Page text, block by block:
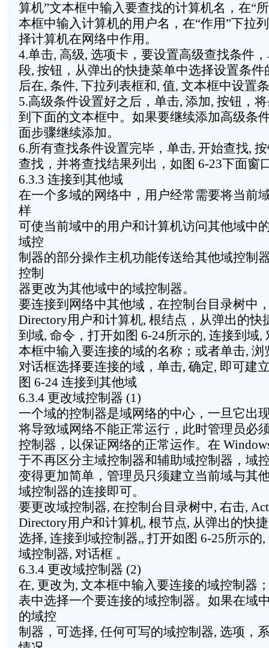
算机”文本框中输入要查找的计算机名，在“
本框中输入计算机的用户名，在“作用”下拉
择计算机在网络中作用。
4.单击, 高级, 选项卡，要设置高级查找条件
段, 按钮，从弹出的快捷菜单中选择设置条件
后在, 条件, 下拉列表框和, 值, 文本框中设置
5.高级条件设置好之后，单击, 添加, 按钮，
到下面的文本框中。如果要继续添加高级条
面步骤继续添加。
6.所有查找条件设置完毕，单击, 开始查找,
查找，并将查找结果列出，如图 6-23下面窗
6.3.3 连接到其他域
在一个多域的网络中，用户经常需要将当前
样
可使当前域中的用户和计算机访问其他域中
域控
制器的部分操作主机功能传送给其他域控制
控制
器更改为其他域中的域控制器。
要连接到网络中其他域，在控制台目录树中
Directory用户和计算机, 根结点，从弹出的快
到域, 命令，打开如图 6-24所示的, 连接到域,
本框中输入要连接的域的名称；或者单击, 浏
对话框选择要连接的域，单击, 确定, 即可建
图 6-24 连接到其他域
6.3.4 更改域控制器 (1)
一个域的控制器是域网络的中心，一旦它出
将导致域网络不能正常运行，此时管理员必
控制器，以保证网络的正常运作。在
于不再区分主域控制器和辅助域控制器，域
变得更加简单，管理员只须建立当前域与其
域控制器的连接即可。
要更改域控制器, 在控制台目录树中, 右击,
Directory用户和计算机, 根节点, 从弹出的快
选择, 连接到域控制器,, 打开如图 6-25所示的,
域控制器, 对话框 。
6.3.4 更改域控制器 (2)
在, 更改为, 文本框中输入要连接的域控制器
表中选择一个要连接的域控制器。如果在域
的域控
制器，可选择, 任何可写的域控制器, 选项，